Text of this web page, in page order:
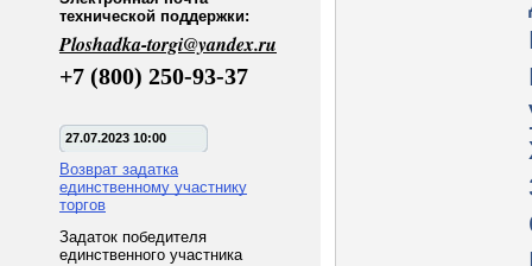
технической поддержки:
Ploshadka-torgi@yandex.ru
+7 (800) 250-93-37
27.07.2023 10:00
Возврат задатка
единственному участнику
торгов
Задаток победителя
единственного участника